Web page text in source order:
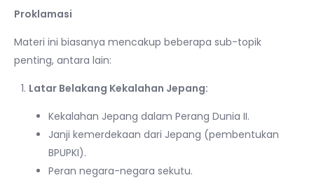
Proklamasi
Materi ini biasanya mencakup beberapa sub-topik
penting, antara lain:
Latar Belakang Kekalahan Jepang:
Kekalahan Jepang dalam Perang Dunia II.
Janji kemerdekaan dari Jepang (pembentukan
BPUPKI).
Peran negara-negara sekutu.